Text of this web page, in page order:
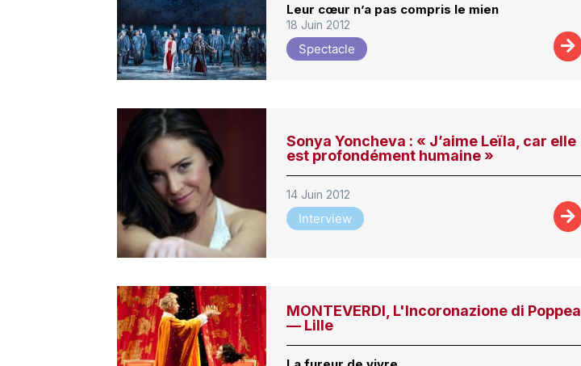
Leur cœur n’a pas compris le mien
18 Juin 2012
Spectacle
Sonya Yoncheva : « J’aime Leïla, car elle
est profondément humaine »
14 Juin 2012
Interview
MONTEVERDI, L'Incoronazione di Poppea
— Lille